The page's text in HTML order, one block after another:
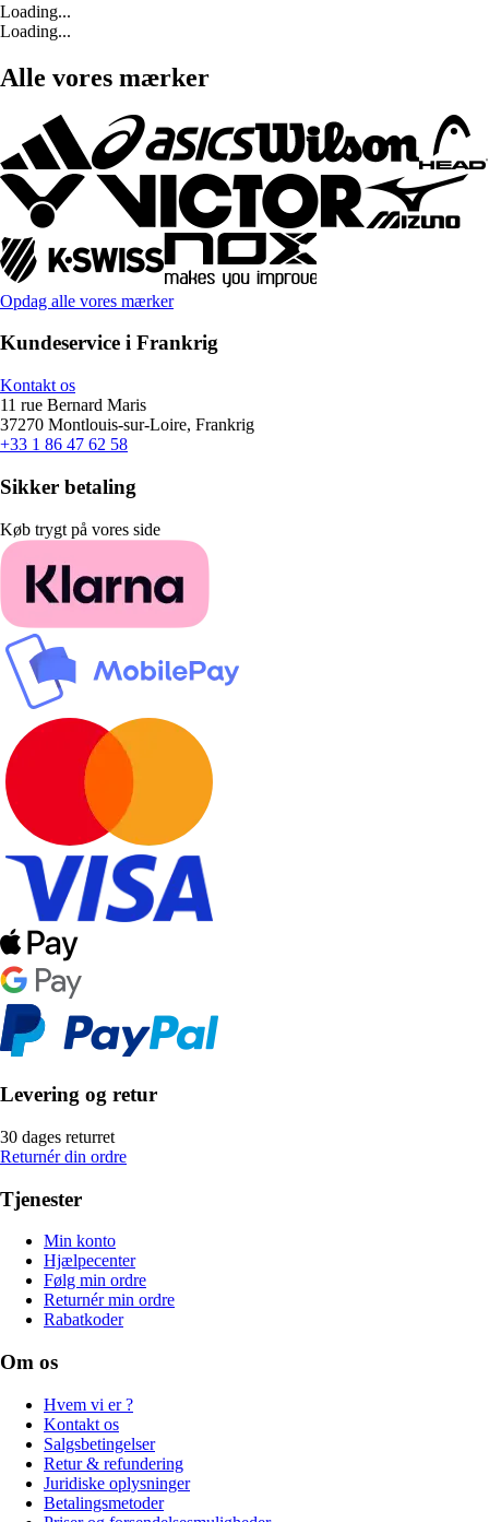
Loading...
Loading...
Alle vores mærker
Opdag alle vores mærker
Kundeservice i Frankrig
Kontakt os
11 rue Bernard Maris
37270 Montlouis-sur-Loire, Frankrig
+33 1 86 47 62 58
Sikker betaling
Køb trygt på vores side
Levering og retur
30 dages returret
Returnér din ordre
Tjenester
Min konto
Hjælpecenter
Følg min ordre
Returnér min ordre
Rabatkoder
Om os
Hvem vi er ?
Kontakt os
Salgsbetingelser
Retur & refundering
Juridiske oplysninger
Betalingsmetoder